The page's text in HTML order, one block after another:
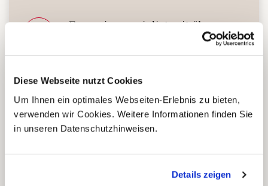
Diese Webseite nutzt Cookies
Um Ihnen ein optimales Webseiten-Erlebnis zu bieten,
verwenden wir Cookies. Weitere Informationen finden Sie
in unseren Datenschutzhinweisen.
Details zeigen
Fernreisespezialist mit über
25 Jahren Erfahrung!
2
Persönliche Beratung durch
vielgereiste
Länderspezialisten.